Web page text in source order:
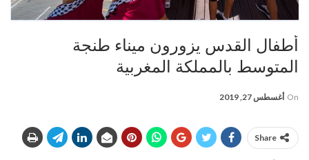
أطفال القدس يزورون ميناء طنجة
المتوسط بالمملكة المغربية
On أغسطس 27, 2019
Share